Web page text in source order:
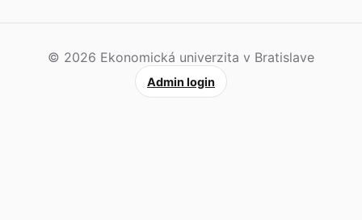
© 2026 Ekonomická univerzita v Bratislave
Admin login